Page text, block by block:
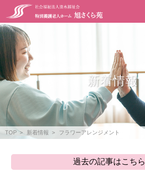
新着情報
TOP 新着情報 フラワーアレンジメント
過去の記事はこちら